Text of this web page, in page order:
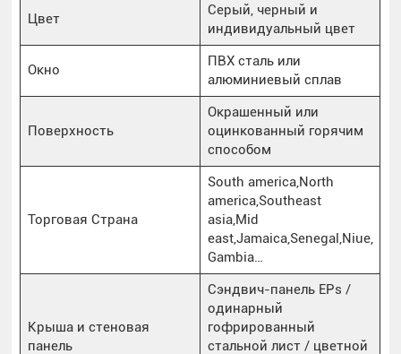
Цвет
Серый, черный и
индивидуальный цвет
Окно
ПВХ сталь или
алюминиевый сплав
Поверхность
Окрашенный или
оцинкованный горячим
способом
Торговая Страна
South america,North
america,Southeast
asia,Mid
east,Jamaica,Senegal,Niue,
Gambia…
Крыша и стеновая
панель
Сэндвич-панель EPs /
одинарный
гофрированный
стальной лист / цветной